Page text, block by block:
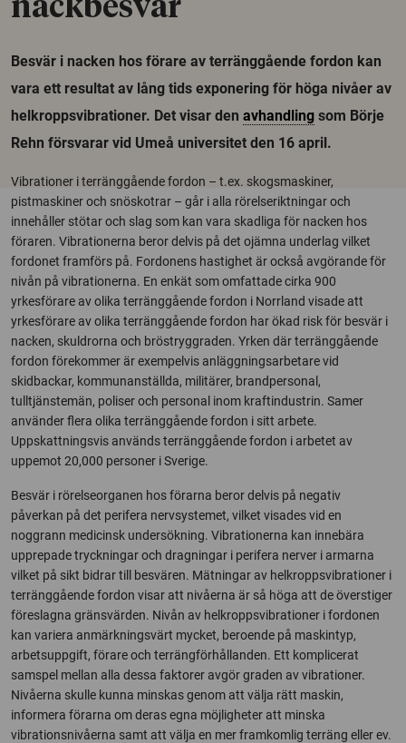
nackbesvär
Besvär i nacken hos förare av terränggående fordon kan
vara ett resultat av lång tids exponering för höga nivåer av
helkroppsvibrationer. Det visar den avhandling som Börje
Rehn försvarar vid Umeå universitet den 16 april.
Vibrationer i terränggående fordon – t.ex. skogsmaskiner,
pistmaskiner och snöskotrar – går i alla rörelseriktningar och
innehåller stötar och slag som kan vara skadliga för nacken hos
föraren. Vibrationerna beror delvis på det ojämna underlag vilket
fordonet framförs på. Fordonens hastighet är också avgörande för
nivån på vibrationerna. En enkät som omfattade cirka 900
yrkesförare av olika terränggående fordon i Norrland visade att
yrkesförare av olika terränggående fordon har ökad risk för besvär i
nacken, skuldrorna och bröstryggraden. Yrken där terränggående
fordon förekommer är exempelvis anläggningsarbetare vid
skidbackar, kommunanställda, militärer, brandpersonal,
tulltjänstemän, poliser och personal inom kraftindustrin. Samer
använder flera olika terränggående fordon i sitt arbete.
Uppskattningsvis används terränggående fordon i arbetet av
uppemot 20,000 personer i Sverige.
Besvär i rörelseorganen hos förarna beror delvis på negativ
påverkan på det perifera nervsystemet, vilket visades vid en
noggrann medicinsk undersökning. Vibrationerna kan innebära
upprepade tryckningar och dragningar i perifera nerver i armarna
vilket på sikt bidrar till besvären. Mätningar av helkroppsvibrationer i
terränggående fordon visar att nivåerna är så höga att de överstiger
föreslagna gränsvärden. Nivån av helkroppsvibrationer i fordonen
kan variera anmärkningsvärt mycket, beroende på maskintyp,
arbetsuppgift, förare och terrängförhållanden. Ett komplicerat
samspel mellan alla dessa faktorer avgör graden av vibrationer.
Nivåerna skulle kunna minskas genom att välja rätt maskin,
informera förarna om deras egna möjligheter att minska
vibrationsnivåerna samt att välja en mer framkomlig terräng eller ev.